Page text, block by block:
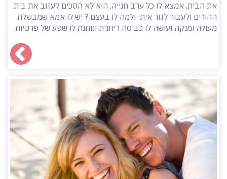
את הבית, אמצא לו כל ערב חנייה, הוא לא הסכים לעזוב את בית
ההורים ולעבור לגור איתי ולמה לו בעצם ? יש לו אמא שמבשלת
מעולה ומנקה ועושה לו כביסה ריחנית ונותנת לו שפע של פרטיות